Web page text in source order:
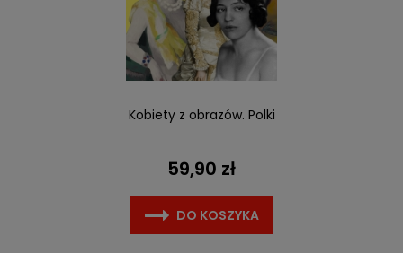
Kobiety z obrazów. Polki
59,90 zł
DO KOSZYKA